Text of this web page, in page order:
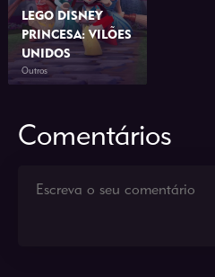
LEGO DISNEY
PRINCESA: VILÕES
UNIDOS
Outros
Comentários